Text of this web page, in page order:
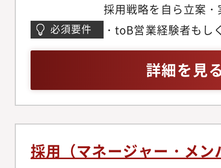
採用戦略を自ら立案
用リーダー」を募集
通じて組織文化を創
ジションです。以下
任せいたします。採
営計画書 のミッショ
求める人物像（ペル
用戦略の立案、実行
事業部（営業、マー
必須要件
・toB営業経験者もし
詳細を見
採用（マネージャー・メン